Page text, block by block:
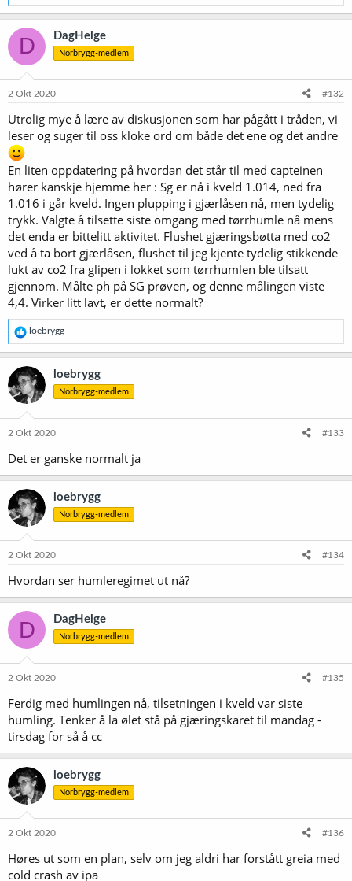
e
a
k
s
j
o
e
:
D DagHelge
Norbrygg-medlem
2 Okt 2020 #132
Utrolig mye å lære av diskusjonen som har pågått i tråden, vi
leser og suger til oss kloke ord om både det ene og det andre
En liten oppdatering på hvordan det står til med capteinen
hører kanskje hjemme her : Sg er nå i kveld 1.014, ned fra
1.016 i går kveld. Ingen plupping i gjærlåsen nå, men tydelig
trykk. Valgte å tilsette siste omgang med tørrhumle nå mens
det enda er bittelitt aktivitet. Flushet gjæringsbøtta med co2
ved å ta bort gjærlåsen, flushet til jeg kjente tydelig stikkende
lukt av co2 fra glipen i lokket som tørrhumlen ble tilsatt
gjennom. Målte ph på SG prøven, og denne målingen viste
4,4. Virker litt lavt, er dette normalt?
R
e
a
k
s
j
o
e
loebrygg
loebrygg
Norbrygg-medlem
2 Okt 2020 #133
Det er ganske normalt ja
loebrygg
Norbrygg-medlem
2 Okt 2020 #134
Hvordan ser humleregimet ut nå?
D DagHelge
Norbrygg-medlem
2 Okt 2020 #135
Ferdig med humlingen nå, tilsetningen i kveld var siste
humling. Tenker å la ølet stå på gjæringskaret til mandag -
tirsdag for så å cc
loebrygg
Norbrygg-medlem
2 Okt 2020 #136
Høres ut som en plan, selv om jeg aldri har forstått greia med
cold crash av ipa